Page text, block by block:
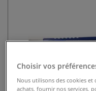
Choisir vos
Nous utilisons des cookies
achats, fournir nos services,